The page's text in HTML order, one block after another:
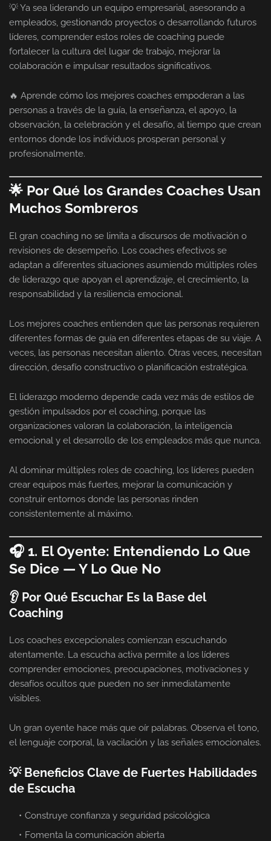
💡 Ya sea liderando un equipo empresarial, asesorando a
empleados, gestionando proyectos o desarrollando futuros
líderes, comprender estos roles de coaching puede
fortalecer la cultura del lugar de trabajo, mejorar la
colaboración e impulsar resultados significativos.
🔥 Aprende cómo los mejores coaches empoderan a las
personas a través de la guía, la enseñanza, el apoyo, la
observación, la celebración y el desafío, al tiempo que crean
entornos donde los individuos prosperan personal y
profesionalmente.
🌟 Por Qué los Grandes Coaches Usan
Muchos Sombreros
El gran coaching no se limita a discursos de motivación o
revisiones de desempeño. Los coaches efectivos se
adaptan a diferentes situaciones asumiendo múltiples roles
de liderazgo que apoyan el aprendizaje, el crecimiento, la
responsabilidad y la resiliencia emocional.
Los mejores coaches entienden que las personas requieren
diferentes formas de guía en diferentes etapas de su viaje. A
veces, las personas necesitan aliento. Otras veces, necesitan
dirección, desafío constructivo o planificación estratégica.
El liderazgo moderno depende cada vez más de estilos de
gestión impulsados por el coaching, porque las
organizaciones valoran la colaboración, la inteligencia
emocional y el desarrollo de los empleados más que nunca.
Al dominar múltiples roles de coaching, los líderes pueden
crear equipos más fuertes, mejorar la comunicación y
construir entornos donde las personas rinden
consistentemente al máximo.
🎧 1. El Oyente: Entendiendo Lo Que
Se Dice — Y Lo Que No
👂 Por Qué Escuchar Es la Base del
Coaching
Los coaches excepcionales comienzan escuchando
atentamente. La escucha activa permite a los líderes
comprender emociones, preocupaciones, motivaciones y
desafíos ocultos que pueden no ser inmediatamente
visibles.
Un gran oyente hace más que oír palabras. Observa el tono,
el lenguaje corporal, la vacilación y las señales emocionales.
💡 Beneficios Clave de Fuertes Habilidades
de Escucha
Construye confianza y seguridad psicológica
Fomenta la comunicación abierta